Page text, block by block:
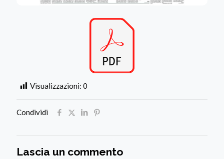
Visualizzazioni: 0
Condividi
Lascia un commento